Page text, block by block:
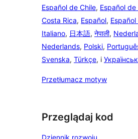
Español de Chile, Español
Costa Rica, Español,
Italiano, 日本語, नेपाली,
Nederlands, Polski,
Svenska, Türkçe, i
Przetłumacz motyw
Przeglądaj kod